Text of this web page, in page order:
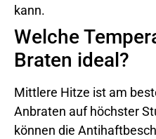
kann.
Welche
Braten ideal?
Mittlere Hitze ist am
Anbraten auf höchster
können die